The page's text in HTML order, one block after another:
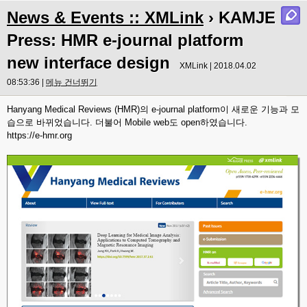
News & Events :: XMLink › KAMJE
Press: HMR e-journal platform
new interface design
XMLink | 2018.04.02
08:53:36 | 메뉴 건너뛰기
Hanyang Medical Reviews (HMR)의 e-journal platform이 새로운 기능과 모
습으로 바뀌었습니다. 더불어 Mobile web도 open하였습니다.
https://e-hmr.org